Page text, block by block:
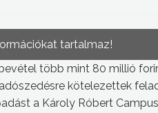
tartalmaz!
több mint 80 millió
kötelezettek
a Károly Róbert